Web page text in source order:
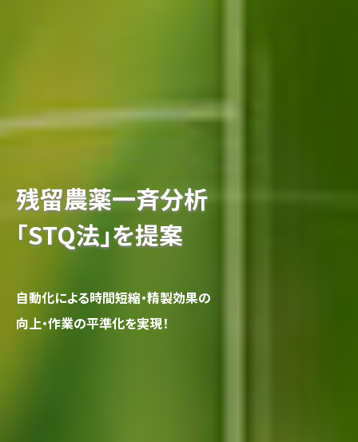
残留農薬一斉分析
「STQ法」を提案
自動化による時間短縮・精製効果の
向 上・作業の平準化を実現！
環境・水質分
完全自動化の
完全自動化を
試 料採取量の